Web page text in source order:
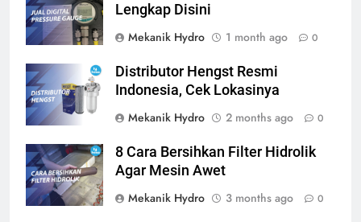
Lengkap Disini
Mekanik Hydro
1 month ago 0
Distributor Hengst Resmi
Indonesia, Cek Lokasinya
Mekanik Hydro
2 months ago 0
8 Cara Bersihkan Filter Hidrolik
Agar Mesin Awet
Mekanik Hydro
3 months ago 0